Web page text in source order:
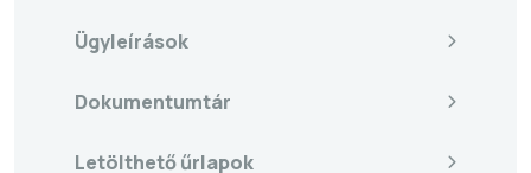
Ügyleírások
Dokumentumtár
Letölthető űrlapok